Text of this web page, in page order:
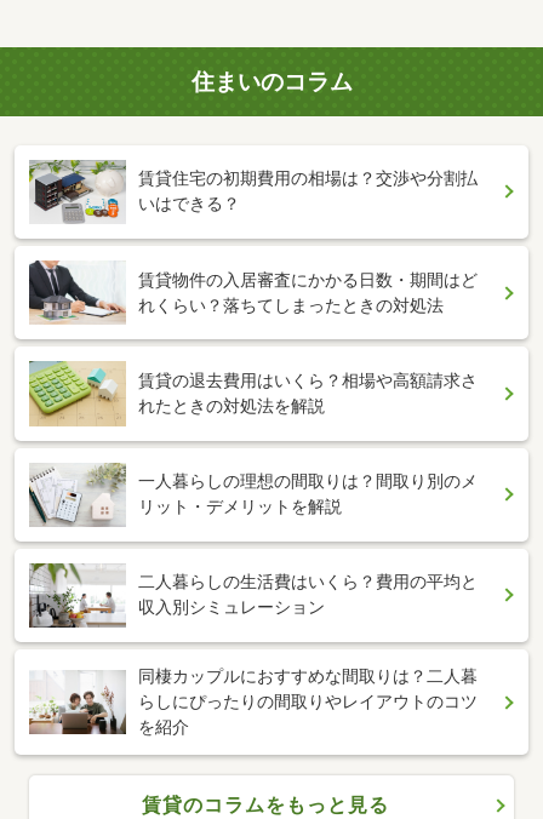
住まいのコラム
賃貸住宅の初期費用の相場は？交渉や分割払
いはできる？
賃貸物件の入居審査にかかる日数・期間はど
れくらい？落ちてしまったときの対処法
賃貸の退去費用はいくら？相場や高額請求さ
れたときの対処法を解説
一人暮らしの理想の間取りは？間取り別のメ
リット・デメリットを解説
二人暮らしの生活費はいくら？費用の平均と
収入別シミュレーション
同棲カップルにおすすめな間取りは？二人暮
らしにぴったりの間取りやレイアウトのコツ
を紹介
賃貸のコラムをもっと見る